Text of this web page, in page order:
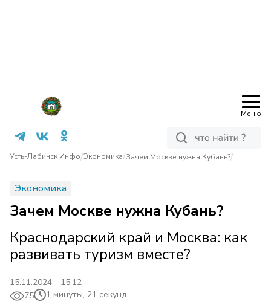
Меню
Усть-Лабинск Инфо/Экономика/Зачем Москве нужна Кубань?/
Экономика
Зачем Москве нужна Кубань?
Краснодарский край и Москва: как
развивать туризм вместе?
15.11.2024 - 15:12
75
1 минуты, 21 секунд